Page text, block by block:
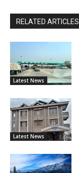
RELATED ARTICLES
Latest News
Latest News